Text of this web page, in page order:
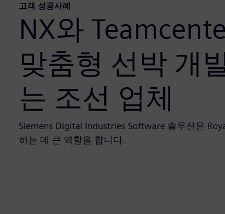
고객 성공사례
NX와
맞춤형 선박 개
는 조선 업체
Siemens Digital Industries Software 솔루션은
하는 데 큰 역할을 합니다.